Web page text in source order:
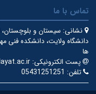
تماس با ما
نشانی:
دانشگاه ولایت، دانشکده فنی
ها
پست الکترونیکی:
تلفن: 05431251251